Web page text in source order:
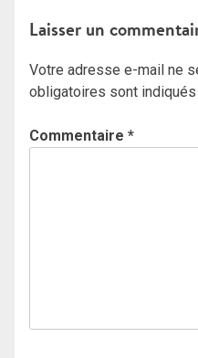
Laisser un
Votre adresse e-mail ne
obligatoires sont
Commentaire *